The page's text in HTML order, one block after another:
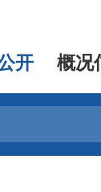
开 概况